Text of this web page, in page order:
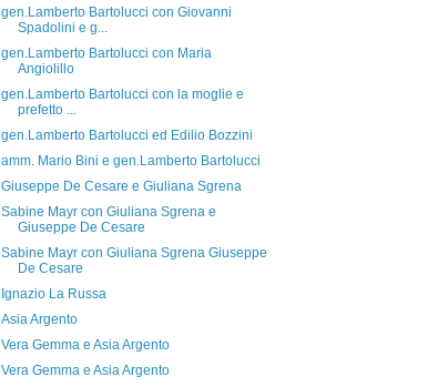
gen.Lamberto Bartolucci con Giovanni
Spadolini e g...
gen.Lamberto Bartolucci con Maria
Angiolillo
gen.Lamberto Bartolucci con la moglie e
prefetto ...
gen.Lamberto Bartolucci ed Edilio Bozzini
amm. Mario Bini e gen.Lamberto Bartolucci
Giuseppe De Cesare e Giuliana Sgrena
Sabine Mayr con Giuliana Sgrena e
Giuseppe De Cesare
Sabine Mayr con Giuliana Sgrena Giuseppe
De Cesare
Ignazio La Russa
Asia Argento
Vera Gemma e Asia Argento
Vera Gemma e Asia Argento